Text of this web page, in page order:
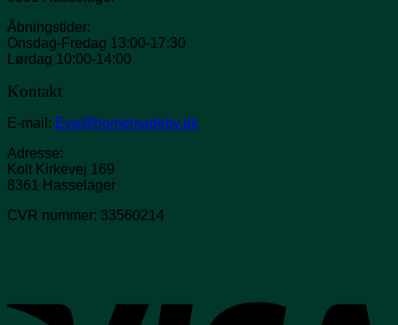
Åbningstider:
Onsdag-Fredag 13:00-17:30
Lørdag 10:00-14:00
Kontakt
E-mail: Eva@homemadeby.dk
Adresse:
Kolt Kirkevej 169
8361 Hasselager
CVR nummer: 33560214